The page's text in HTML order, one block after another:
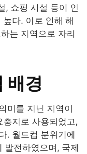
, 쇼핑 시설 등이 인
다. 이로 인해 해
는 지역으로 자리
배경
미를 지닌 지역이
지로 사용되었고,
. 월드컵 분위기에
발전하였으며, 국제